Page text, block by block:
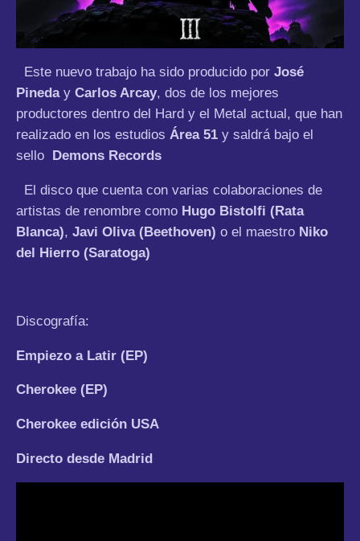
Este nuevo trabajo ha sido producido por José
Pineday Carlos Arcay, dos de los mejores
productores dentro del Hard y el Metal actual, que han
realizado en los estudios Área 51 y saldrá bajo el
sello Demons Records
El disco que cuenta con varias colaboraciones de
artistas de renombre como Hugo Bistolfi (Rata
Blanca), Javi Oliva (Beethoven) o el maestro Niko
del Hierro (Saratoga)
Discografía:
Empiezo a Latir (EP)
Cherokee (EP)
Cherokee edición USA
Directo desde Madrid